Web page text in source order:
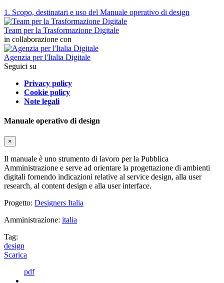
1. Scopo, destinatari e uso del Manuale operativo di design
Team per la Trasformazione Digitale
in collaborazione con
Agenzia per l'Italia Digitale
Seguici su
Privacy policy
Cookie policy
Note legali
Manuale operativo di design
×
Il manuale è uno strumento di lavoro per la Pubblica
Amministrazione e serve ad orientare la progettazione di ambienti
digitali fornendo indicazioni relative al service design, alla user
research, al content design e alla user interface.
Progetto: Designers Italia
Amministrazione: italia
Tag:
design
Scarica
pdf